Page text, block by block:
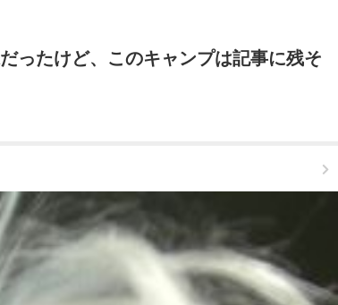
ったけど、このキャンプは記事に残そ